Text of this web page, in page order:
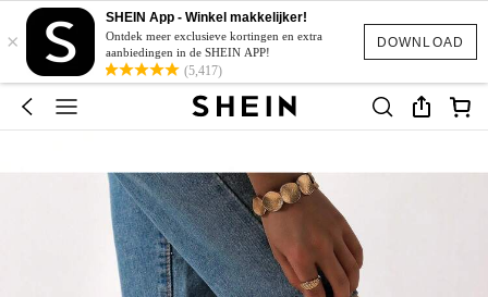
DOWNLOAD
×
SHEIN App - Winkel makkelijker!
Ontdek meer exclusieve kortingen en extra
aanbiedingen in de SHEIN APP!
(5,417)